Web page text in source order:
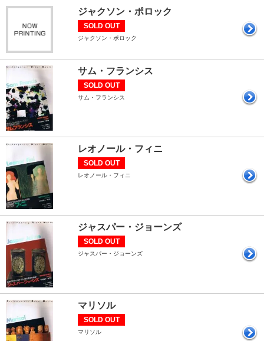
ジャクソン・ポロック
SOLD OUT
ジャクソン・ポロック
サム・フランシス
SOLD OUT
サム・フランシス
レオノール・フィニ
SOLD OUT
レオノール・フィニ
ジャスパー・ジョーンズ
SOLD OUT
ジャスパー・ジョーンズ
マリソル
SOLD OUT
マリソル